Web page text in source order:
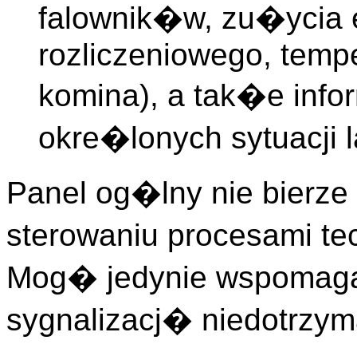
falownik�w, zu�ycia
rozliczeniowego,
komina), a tak�e
okre�lonych sytuacji
Panel og�lny nie
sterowaniu procesami
Mog� jedynie
sygnalizacj�